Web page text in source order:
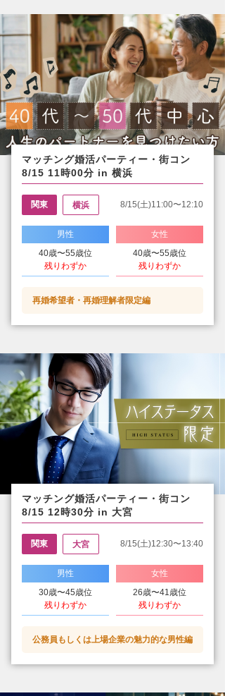
マッチング婚活パーティー・街コン
8/15 11時00分 in 横浜
関東 横浜 8/15(土)11:00〜12:10
男性
40歳〜55歳位
残りわずか
女性
40歳〜55歳位
残りわずか
再婚希望者・再婚理解者限定編
マッチング婚活パーティー・街コン
8/15 12時30分 in 大宮
関東 大宮 8/15(土)12:30〜13:40
男性
30歳〜45歳位
残りわずか
女性
26歳〜41歳位
残りわずか
公務員もしくは上場企業の魅力的な男性編